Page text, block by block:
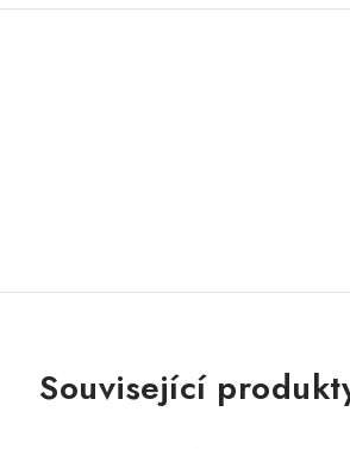
Související